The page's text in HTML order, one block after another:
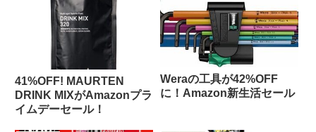
41%OFF! MAURTEN
DRINK MIXがAmazonプラ
イムデーセール！
Weraの工具が42%OFF
に！Amazon新生活セール